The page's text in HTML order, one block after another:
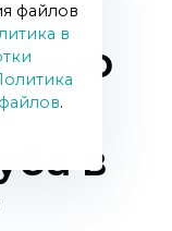
в
файлов
в
.